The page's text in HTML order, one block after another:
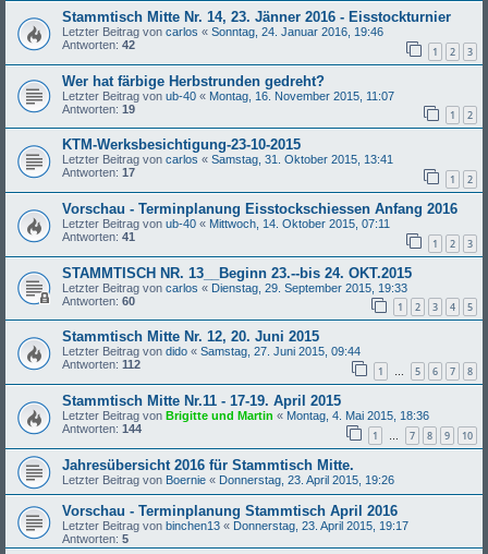
Stammtisch Mitte Nr. 14, 23. Jänner 2016 - Eisstockturnier
Letzter Beitrag von carlos « Sonntag, 24. Januar 2016, 19:46
Antworten: 42 1 2 3
Wer hat färbige Herbstrunden gedreht?
Letzter Beitrag von ub-40 « Montag, 16. November 2015, 11:07
Antworten: 19 1 2
KTM-Werksbesichtigung-23-10-2015
Letzter Beitrag von carlos « Samstag, 31. Oktober 2015, 13:41
Antworten: 17 1 2
Vorschau - Terminplanung Eisstockschiessen Anfang 2016
Letzter Beitrag von ub-40 « Mittwoch, 14. Oktober 2015, 07:11
Antworten: 41 1 2 3
STAMMTISCH NR. 13__Beginn 23.--bis 24. OKT.2015
Letzter Beitrag von carlos « Dienstag, 29. September 2015, 19:33
Antworten: 60 1 2 3 4 5
Stammtisch Mitte Nr. 12, 20. Juni 2015
Letzter Beitrag von dido « Samstag, 27. Juni 2015, 09:44
Antworten: 112 1 … 5 6 7 8
Stammtisch Mitte Nr.11 - 17-19. April 2015
Letzter Beitrag von Brigitte und Martin « Montag, 4. Mai 2015, 18:36
Antworten: 144 1 … 7 8 9 10
Jahresübersicht 2016 für Stammtisch Mitte.
Letzter Beitrag von Boernie « Donnerstag, 23. April 2015, 19:26
Vorschau - Terminplanung Stammtisch April 2016
Letzter Beitrag von binchen13 « Donnerstag, 23. April 2015, 19:17
Antworten: 5